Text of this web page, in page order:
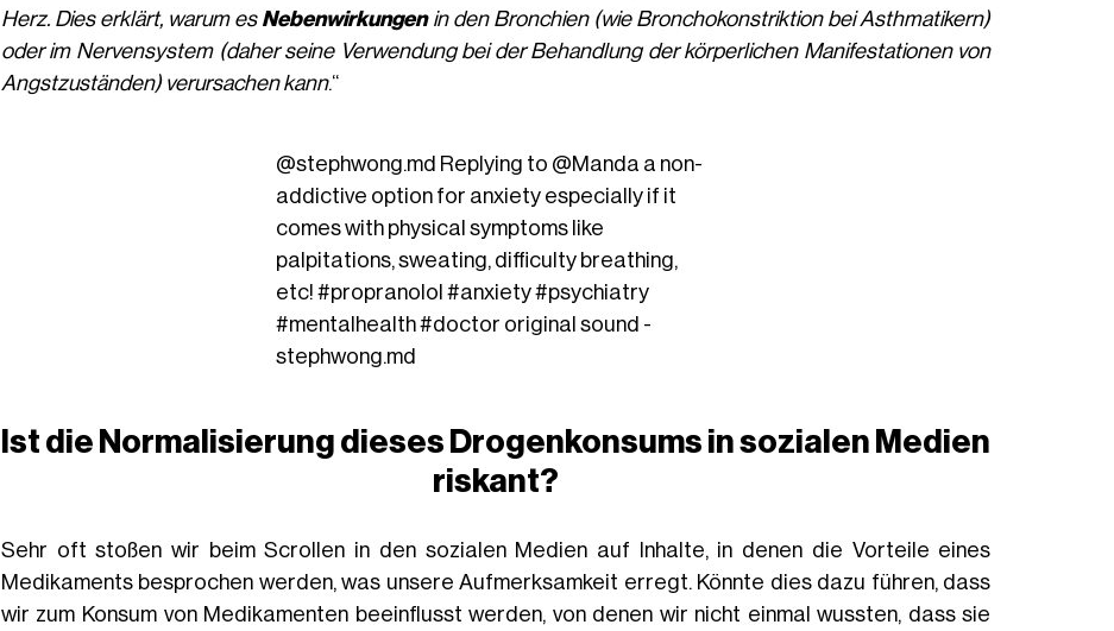
Herz. Dies erklärt, warum es Nebenwirkungenin den Bronchien (wie Bronchokonstriktion bei Asthmatikern)
oder im Nervensystem (daher seine Verwendung bei der Behandlung der körperlichen Manifestationen von
Angstzuständen) verursachen kann.“
@stephwong.md Replying to @Manda a non-
addictive option for anxiety especially if it
comes with physical symptoms like
palpitations, sweating, difficulty breathing,
etc!#propranolol #anxiety#psychiatry
#mentalhealth#doctor original sound -
stephwong.md
Ist die Normalisierung dieses Drogenkonsums insozialen Medien
riskant?
Sehr oft stoßen wir beim Scrollen in den sozialen Medien auf Inhalte, in denen die Vorteile eines
Medikaments besprochen werden, was unsere Aufmerksamkeit erregt. Könnte dies dazu führen, dass
wir zum Konsum von Medikamenten beeinflusst werden, von denen wir nicht einmal wussten, dass sie